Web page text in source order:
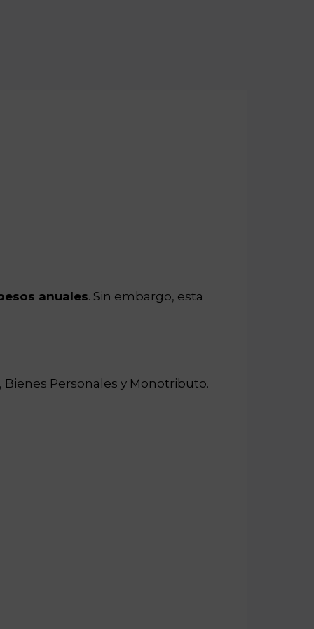
anuales. Sin embargo, esta
Personales y Monotributo.